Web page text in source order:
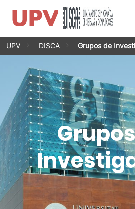
Saltar
UPV DISCA Grupos de